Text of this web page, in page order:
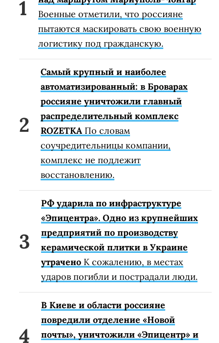
Военные отметили, что россияне
пытаются маскировать свою военную
логистику под гражданскую.
Самый крупный и наиболее
автоматизированный: в Броварах
россияне уничтожили главный
распределительный комплекс
ROZETKA По словам
соучредительницы компании,
комплекс не подлежит
восстановлению.
РФ ударила по инфраструктуре
«Эпицентра». Одно из крупнейших
предприятий по производству
керамической плитки в Украине
утрачено К сожалению, в местах
ударов погибли и пострадали люди.
В Киеве и области россияне
повредили отделение «Новой
почты», уничтожили «Эпицентр» и